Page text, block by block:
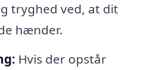
tryghed ved, at dit
hænder.
Hvis der opstår